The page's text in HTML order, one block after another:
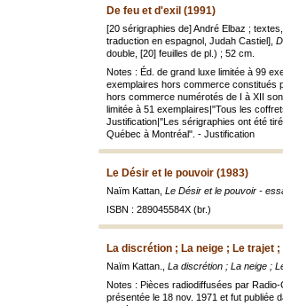
De feu et d'exil (1991)
[20 sérigraphies de] André Elbaz ;
traduction en espagnol, Judah Castiel],
double, [20] feuilles de pl.) ; 52 cm.
Notes : Éd. de grand luxe limitée à 99
exemplaires hors commerce constitués
hors commerce numérotés de I à XII
limitée à 51 exemplaires|"Tous les
Justification|"Les sérigraphies ont été
Québec à Montréal". - Justification
Le Désir et le pouvoir (1983)
Naïm Kattan, Le Désir et le pouvoir -
ISBN : 289045584X (br.)
La discrétion ; La neige ; Le trajet
Naïm Kattan., La discrétion ; La neige ;
Notes : Pièces radiodiffusées par
présentée le 18 nov. 1971 et fut publiée